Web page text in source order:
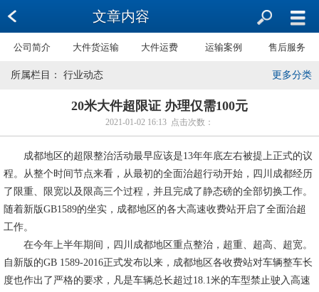
文章内容
公司简介 大件货运输 大件运费 运输案例 售后服务
更多分类
所属栏目： 行业动态
20米大件超限证 办理仅需100元
2021-01-02 16:13 点击次数：
成都地区的超限整治活动最早应该是13年年底左右被提上正式的议
程。从整个时间节点来看，从最初的全面治超行动开始，四川成都经历
了限重、限宽以及限高三个过程，并且完成了静态磅的全部切换工作。
随着新版GB1589的坐实，成都地区的各大高速收费站开启了全面治超
工作。
在今年上半年期间，四川成都地区重点整治，超重、超高、超宽。
自新版的GB 1589-2016正式发布以来，成都地区各收费站对车辆整车长
度也作出了严格的要求，凡是车辆总长超过18.1米的车型禁止驶入高速